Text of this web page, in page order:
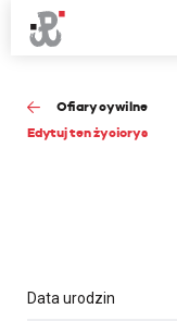
Ofiary cywilne
Edytuj ten życiorys
Data urodzin